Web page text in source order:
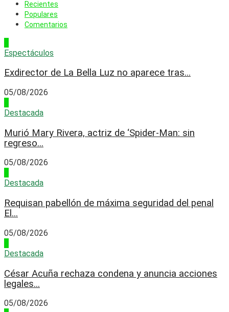
Recientes
Populares
Comentarios
Espectáculos
Exdirector de La Bella Luz no aparece tras...
05/08/2026
Destacada
Murió Mary Rivera, actriz de ‘Spider-Man: sin
regreso...
05/08/2026
Destacada
Requisan pabellón de máxima seguridad del penal
El...
05/08/2026
Destacada
César Acuña rechaza condena y anuncia acciones
legales...
05/08/2026